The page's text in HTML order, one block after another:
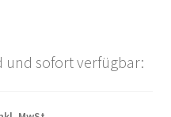
und sofort verfügbar: